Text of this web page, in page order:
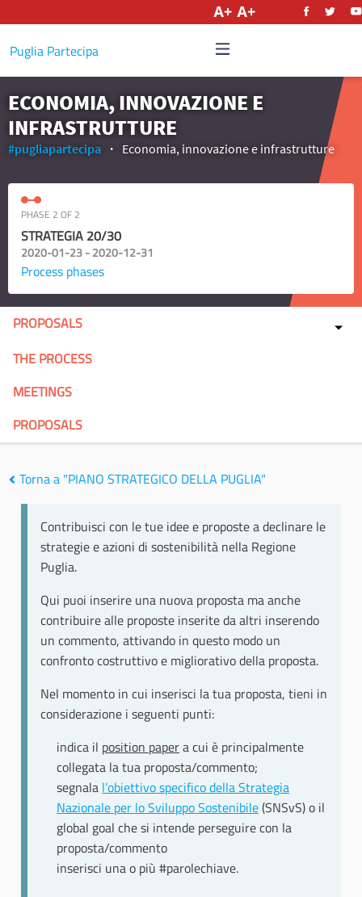
Puglia Partecipa
ECONOMIA, INNOVAZIONE E
INFRASTRUTTURE
#pugliapartecipa Economia, innovazione e infrastrutture
PHASE 2 OF 2
STRATEGIA 20/30
2020-01-23 - 2020-12-31
Process phases
PROPOSALS
THE PROCESS
MEETINGS
PROPOSALS
Torna a "PIANO STRATEGICO DELLA PUGLIA"
Contribuisci con le tue idee e proposte a declinare le
strategie e azioni di sostenibilità nella Regione
Puglia.
Qui puoi inserire una nuova proposta ma anche
contribuire alle proposte inserite da altri inserendo
un commento, attivando in questo modo un
confronto costruttivo e migliorativo della proposta.
Nel momento in cui inserisci la tua proposta, tieni in
considerazione i seguenti punti:
indica il position papera cui è principalmente
collegata la tua proposta/commento;
segnala l’obiettivo specifico della Strategia
Nazionale per lo Sviluppo Sostenibile(SNSvS) o il
global goal che si intende perseguire con la
proposta/commento
inserisci una o più #parolechiave.